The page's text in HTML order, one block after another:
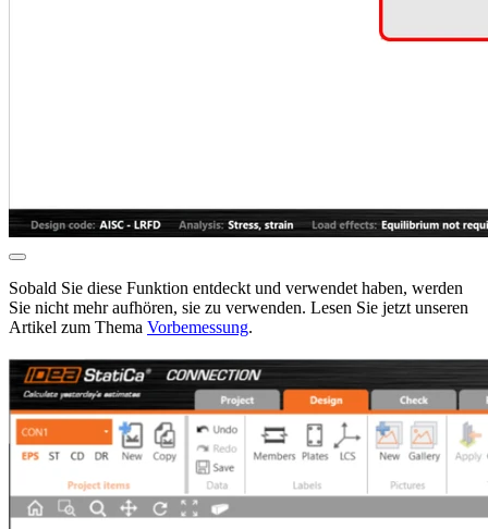
Sobald Sie diese Funktion entdeckt und verwendet haben, werden
Sie nicht mehr aufhören, sie zu verwenden. Lesen Sie jetzt unseren
Artikel zum Thema Vorbemessung.